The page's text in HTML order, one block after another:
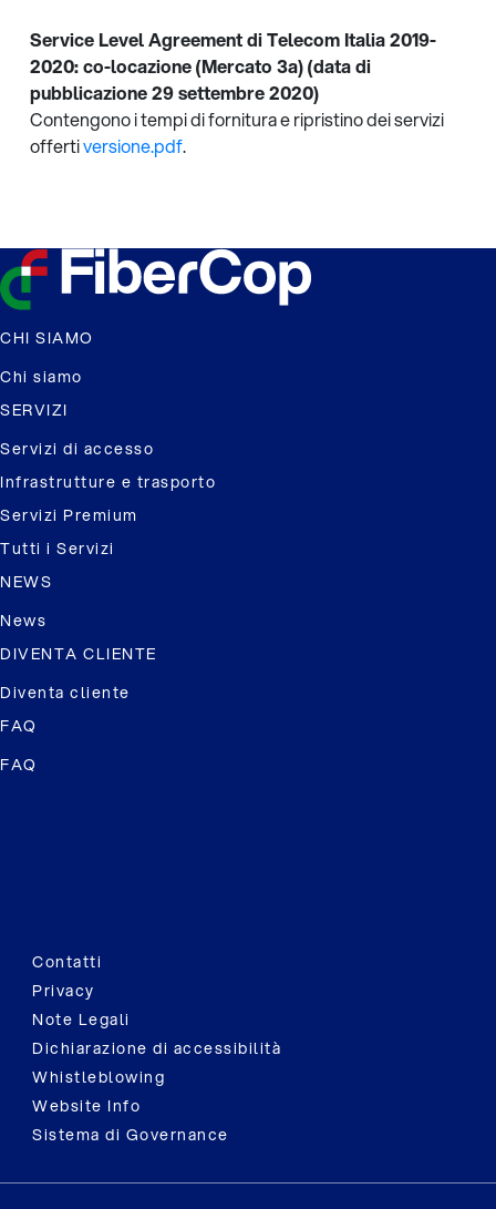
Service Level Agreement di Telecom Italia 2019-
2020: co-locazione (Mercato 3a) (data di
pubblicazione 29 settembre 2020)
Contengono i tempi di fornitura e ripristino dei servizi
offertiversione.pdf.
CHI SIAMO
Chi siamo
SERVIZI
Servizi di accesso
Infrastrutture e trasporto
Servizi Premium
Tutti i Servizi
NEWS
News
DIVENTA CLIENTE
Diventa cliente
FAQ
FAQ
Contatti
Privacy
Note Legali
Dichiarazione di accessibilità
Whistleblowing
Website Info
Sistema di Governance